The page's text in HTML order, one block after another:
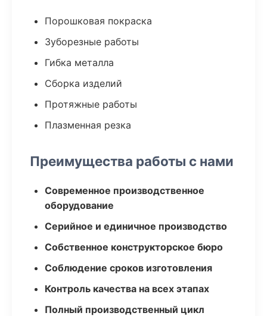
Порошковая покраска
Зуборезные работы
Гибка металла
Сборка изделий
Протяжные работы
Плазменная резка
Преимущества работы с нами
Современное производственное
оборудование
Серийное и единичное производство
Собственное конструкторское бюро
Соблюдение сроков изготовления
Контроль качества на всех этапах
Полный производственный цикл